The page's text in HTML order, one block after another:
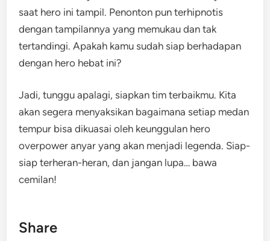
saat hero ini tampil. Penonton pun terhipnotis
dengan tampilannya yang memukau dan tak
tertandingi. Apakah kamu sudah siap berhadapan
dengan hero hebat ini?
Jadi, tunggu apalagi, siapkan tim terbaikmu. Kita
akan segera menyaksikan bagaimana setiap medan
tempur bisa dikuasai oleh keunggulan hero
overpower anyar yang akan menjadi legenda. Siap-
siap terheran-heran, dan jangan lupa… bawa
cemilan!
Share